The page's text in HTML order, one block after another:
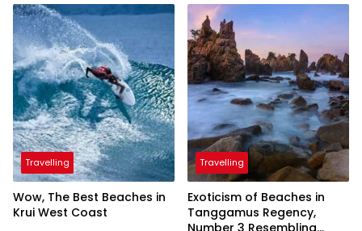
President
Travelling
Wow, The Best Beaches in
Krui West Coast
Travelling
Exoticism of Beaches in
Tanggamus Regency,
Number 3 Resembling